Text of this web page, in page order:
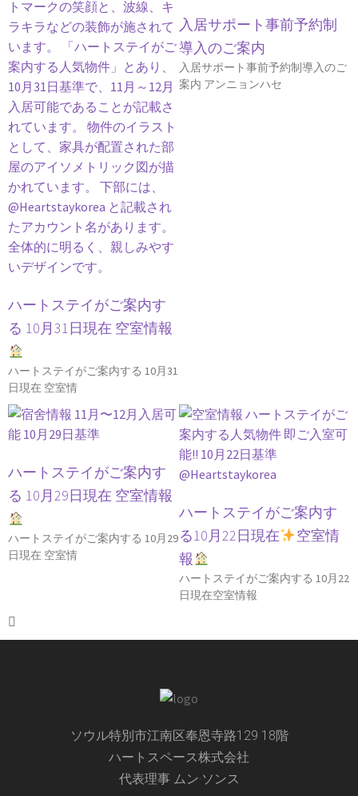
ハートステイがご案内す
る 10月31日現在 空室情報
ハートステイがご案内する 10月31
日現在 空室情
入居サポート事前予約制
導入のご案内
入居サポート事前予約制導入のご
案内 アンニョンハセ
ハートステイがご案内す
る 10月29日現在 空室情報
ハートステイがご案内する 10月29
日現在 空室情
ハートステイがご案内す
る10月22日現在
空室情
報
ハートステイがご案内する 10月22
日現在空室情報
ソウル特別市江南区奉恩寺路129 18階
ハートスペース株式会社
代表理事 ムン·ソンス